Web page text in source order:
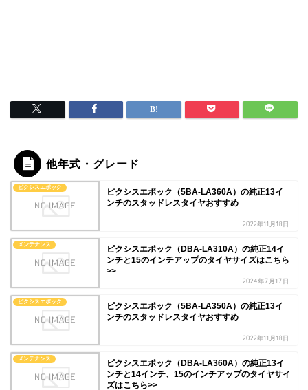
他年式・グレード
ピクシスエポック
ピクシスエポック（5BA-LA360A）の純正13イ
ンチのスタッドレスタイヤおすすめ
2022年11月18日
メンテナンス
ピクシスエポック（DBA-LA310A）の純正14イ
ンチと15のインチアップのタイヤサイズはこちら
>>
2024年7月17日
ピクシスエポック
ピクシスエポック（5BA-LA350A）の純正13イ
ンチのスタッドレスタイヤおすすめ
2022年11月18日
メンテナンス
ピクシスエポック（DBA-LA360A）の純正13イ
ンチと14インチ、15のインチアップのタイヤサイ
ズはこちら>>